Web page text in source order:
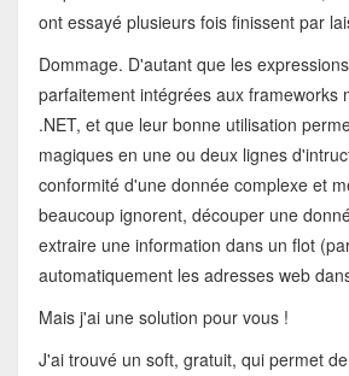
ont essayé plusieurs fois finissent par
Dommage. D'autant que les
parfaitement intégrées aux frameworks
.NET, et que leur bonne utilisation
magiques en une ou deux lignes
conformité d'une donnée complexe et
beaucoup ignorent, découper une
extraire une information dans un flot
automatiquement les adresses web
Mais j'ai une solution pour vous !
J'ai trouvé un soft, gratuit, qui permet